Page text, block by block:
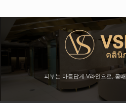
피부는 아름답게 V라인으로, 몸